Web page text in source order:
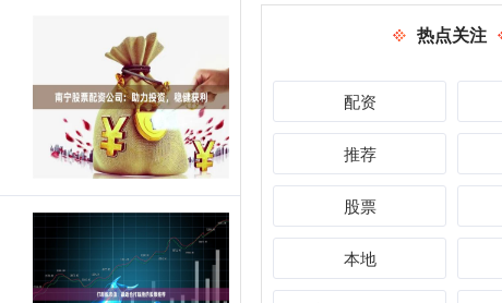
热点关注
配资
推荐
股票
本地